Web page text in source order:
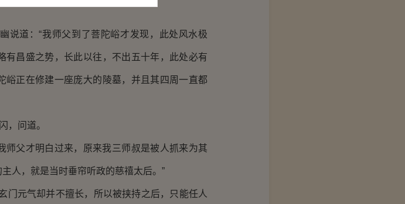
道：“我师父到了菩陀峪才发现，此处风水极
有昌盛之势，长此以往，不出五十年，此处必有
正在修建一座庞大的陵墓，并且其四周一直都
，问道。
父才明白过来，原来我三师叔是被人抓来为其
人，就是当时垂帘听政的慈禧太后。”
元气却并不擅长，所以被挟持之后，只能任人